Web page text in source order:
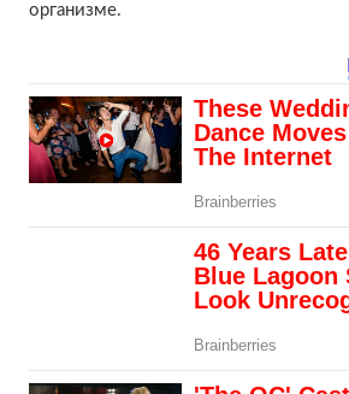
организме.